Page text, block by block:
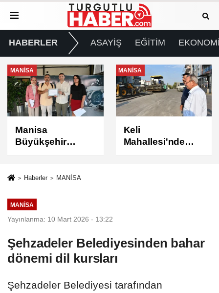
HABERLER ASAYİŞ EĞİTİM
MANİSA
Keli
Mahallesi'nde
Asfalt Çalışması
MANİSA
BAŞKAN ŞİMŞEK
SAHADAKİ
ÇALIŞMALARI
Haberler MANİSA
MANİSA
Yayınlanma: 10 Mart 2026 - 13:22
Şehzadeler Belediyesinden bahar
dönemi dil kursları
Şehzadeler Belediyesi tarafından